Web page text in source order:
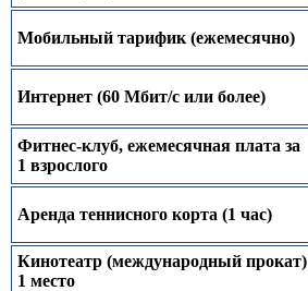
Мобильный тарифик (ежемесячно)
Интернет (60 Мбит/с или более)
Фитнес-клуб, ежемесячная плата за
1 взрослого
Аренда теннисного корта (1 час)
Кинотеатр (международный прокат)
1 место